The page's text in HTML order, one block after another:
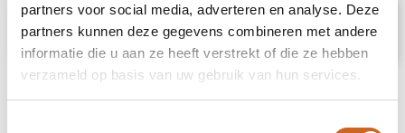
partners voor social media, adverteren en analyse. Deze
partners kunnen deze gegevens combineren met andere
informatie die u aan ze heeft verstrekt of die ze hebben
verzameld op basis van uw gebruik van hun services.
Prijsspecificaties